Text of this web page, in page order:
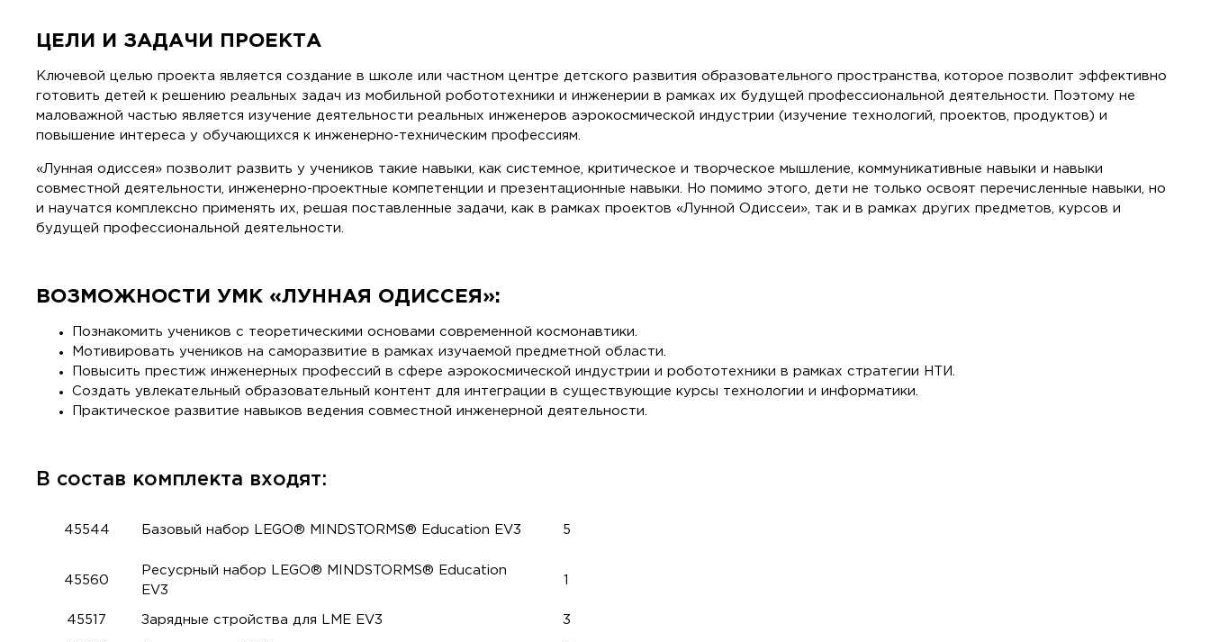
ЦЕЛИ И ЗАДАЧИ ПРОЕКТА
Ключевой целью проекта является создание в школе или частном центре детского развития образовательного пространства, которое позволит эффективно
готовить детей к решению реальных задач из мобильной робототехники и инженерии в рамках их будущей профессиональной деятельности. Поэтому не
маловажной частью является изучение деятельности реальных инженеров аэрокосмической индустрии (изучение технологий, проектов, продуктов) и
повышение интереса у обучающихся к инженерно-техническим профессиям.
«Лунная одиссея» позволит развить у учеников такие навыки, как системное, критическое и творческое мышление, коммуникативные навыки и навыки
совместной деятельности, инженерно-проектные компетенции и презентационные навыки. Но помимо этого, дети не только освоят перечисленные навыки, но
и научатся комплексно применять их, решая поставленные задачи, как в рамках проектов «Лунной Одиссеи», так и в рамках других предметов, курсов и
будущей профессиональной деятельности.
ВОЗМОЖНОСТИ УМК «ЛУННАЯ ОДИССЕЯ»:
Познакомить учеников с теоретическими основами современной космонавтики.
Мотивировать учеников на саморазвитие в рамках изучаемой предметной области.
Повысить престиж инженерных профессий в сфере аэрокосмической индустрии и робототехники в рамках стратегии НТИ.
Создать увлекательный образовательный контент для интеграции в существующие курсы технологии и информатики.
Практическое развитие навыков ведения совместной инженерной деятельности.
В состав комплекта входят:
45544 Базовый набор LEGO® MINDSTORMS® Education EV3 5
45560
Ресусрный набор LEGO® MINDSTORMS® Education
EV3
45517 Зарядные стройства для LME EV3 3